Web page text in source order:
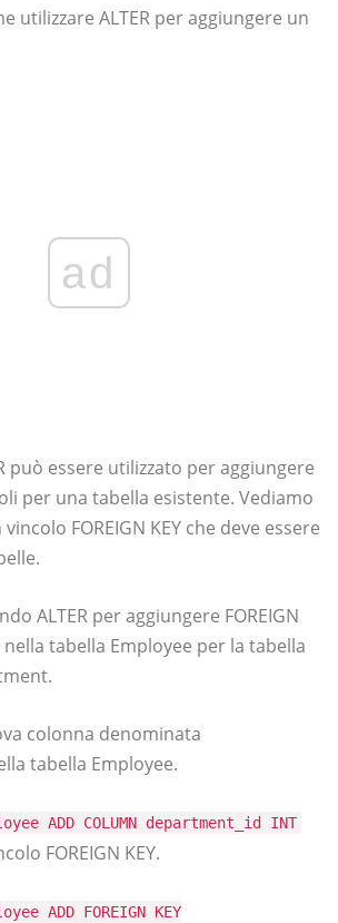
utilizzare ALTER per aggiungere un
ad
può essere utilizzato per aggiungere
per una tabella esistente. Vediamo
FOREIGN KEY che deve essere
ALTER per aggiungere FOREIGN
nella tabella Employee per la tabella
colonna denominata
tabella Employee.
ADD COLUMN department_id INT
FOREIGN KEY.
ADD FOREIGN KEY